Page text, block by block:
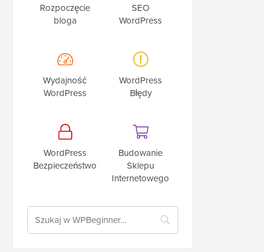
Rozpoczęcie
bloga
SEO
WordPress
Wydajność
WordPress
WordPress
Błędy
WordPress
Bezpieczeństwo
Budowanie
Sklepu
Internetowego